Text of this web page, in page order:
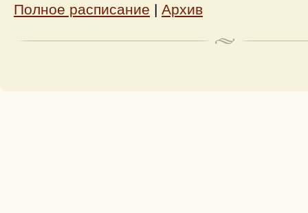
Полное расписание | Архив